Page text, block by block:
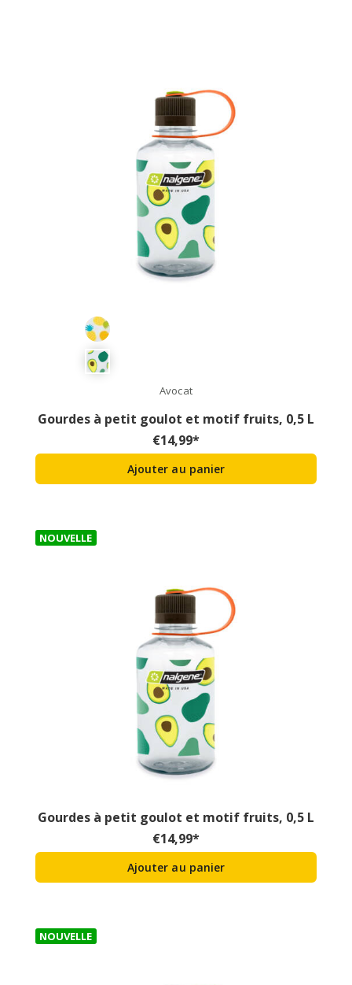
Avocat
Gourdes à petit goulot et motif fruits, 0,5 L
€14,99*
Ajouter au panier
NOUVELLE
Gourdes à petit goulot et motif fruits, 0,5 L
€14,99*
Ajouter au panier
NOUVELLE